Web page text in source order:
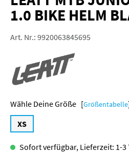
1.0 BIKE HELM
Art. Nr.: 9920063845695
Größe [Größentabelle
XS
Sofort verfügbar, Lieferzeit: 1-3